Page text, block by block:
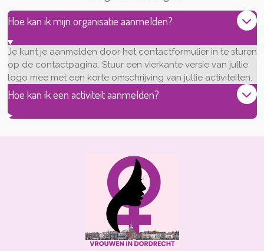
Hoe kan ik mijn organisatie aanmelden?
Je kunt je aanmelden door het contactformulier in te sturen
op de contactpagina. Stuur een vierkante versie van jullie
logo mee met een korte omschrijving van jullie activiteiten.
Hoe kan ik een activiteit aanmelden?